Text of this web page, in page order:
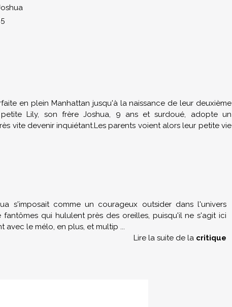
en plein Manhattan jusqu'à la naissance de leur deuxième
Lily, son frère Joshua, 9 ans et surdoué, adopte un
vite devenir inquiétant.Les parents voient alors leur petite vie
s'imposait comme un courageux outsider dans l'univers
qui hululent près des oreilles, puisqu'il ne s'agit ici
avec le mélo, en plus, et multip ...
Lire la suite de la critique